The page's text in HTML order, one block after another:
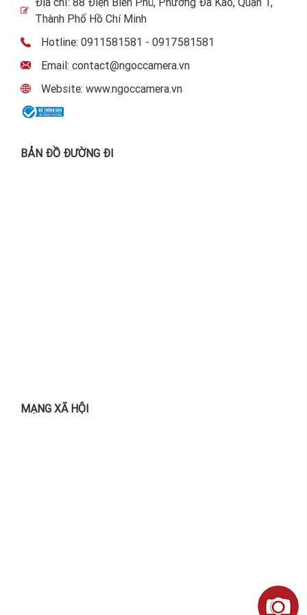
Thành Phố Hồ Chí Minh
Hotline: 0911581581 - 0917581581
Email: contact@ngoccamera.vn
Website: www.ngoccamera.vn
BẢN ĐỒ ĐƯỜNG ĐI
MẠNG XÃ HỘI